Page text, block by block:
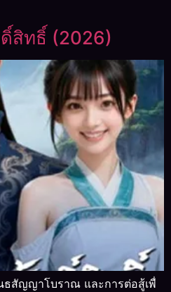
สิทธิ์ (2026)
ธสัญญาโบราณ และการต่อสู้เพื่